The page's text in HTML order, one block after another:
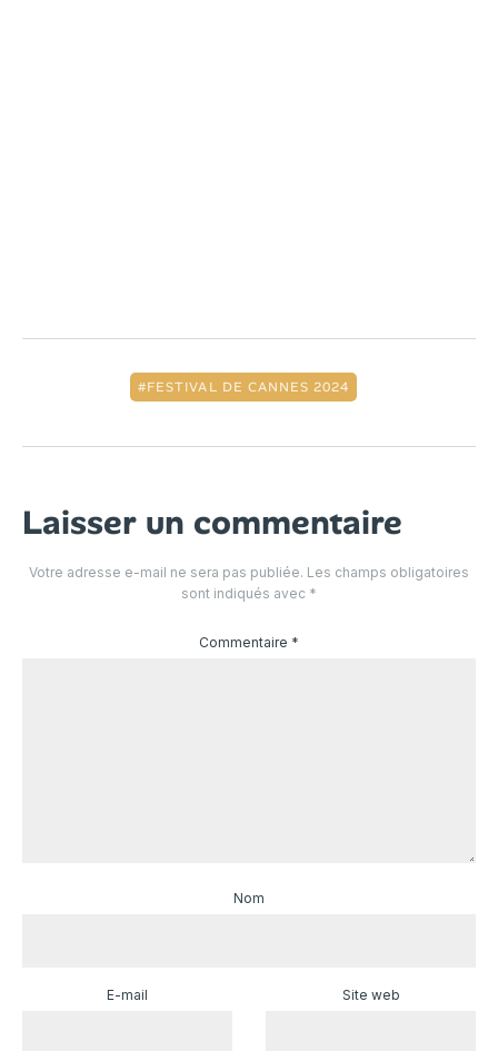
FESTIVAL DE CANNES 2024
Laisser un commentaire
Votre adresse e-mail ne sera pas publiée. Les champs obligatoires
sont indiqués avec *
Commentaire *
Nom
E-mail Site web